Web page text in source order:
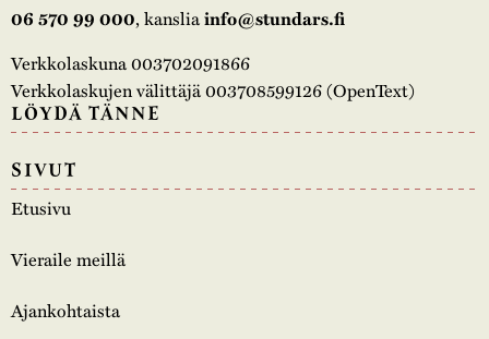
06 570 99 000, kansliainfo@stundars.fi
Verkkolaskuna 003702091866
Verkkolaskujen välittäjä 003708599126 (OpenText)
LÖYDÄ TÄNNE
SIVUT
Etusivu
Vieraile meillä
Ajankohtaista